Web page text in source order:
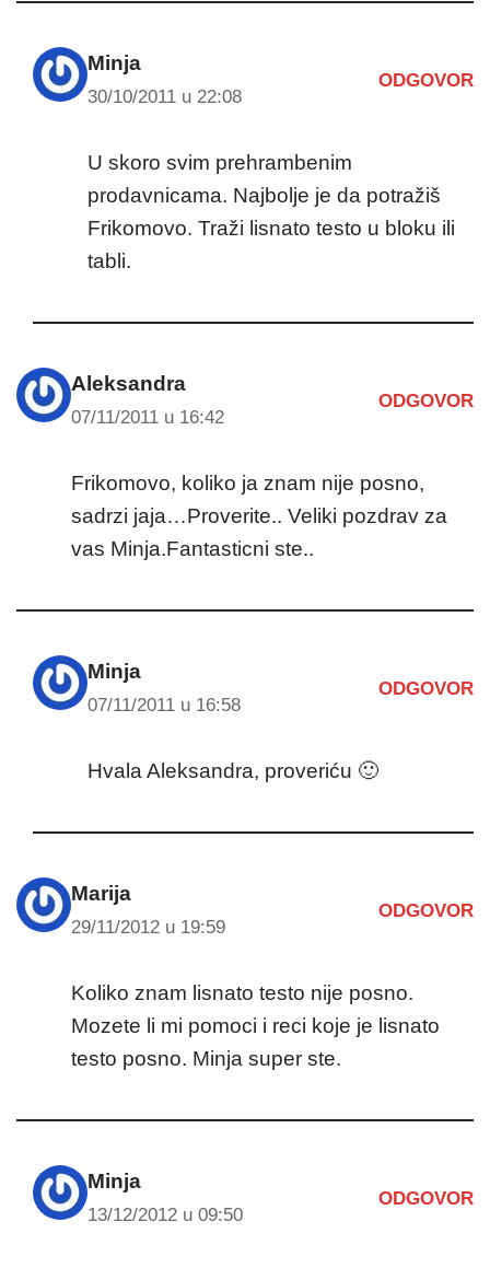
Minja
30/10/2011 u 22:08
ODGOVOR
U skoro svim prehrambenim
prodavnicama. Najbolje je da potražiš
Frikomovo. Traži lisnato testo u bloku ili
tabli.
Aleksandra
07/11/2011 u 16:42
ODGOVOR
Frikomovo, koliko ja znam nije posno,
sadrzi jaja…Proverite.. Veliki pozdrav za
vas Minja.Fantasticni ste..
Minja
07/11/2011 u 16:58
ODGOVOR
Hvala Aleksandra, proveriću 🙂
Marija
29/11/2012 u 19:59
ODGOVOR
Koliko znam lisnato testo nije posno.
Mozete li mi pomoci i reci koje je lisnato
testo posno. Minja super ste.
Minja
13/12/2012 u 09:50
ODGOVOR